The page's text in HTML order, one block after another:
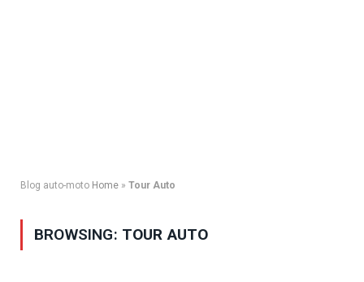
Blog auto-moto Home » Tour Auto
BROWSING: TOUR AUTO